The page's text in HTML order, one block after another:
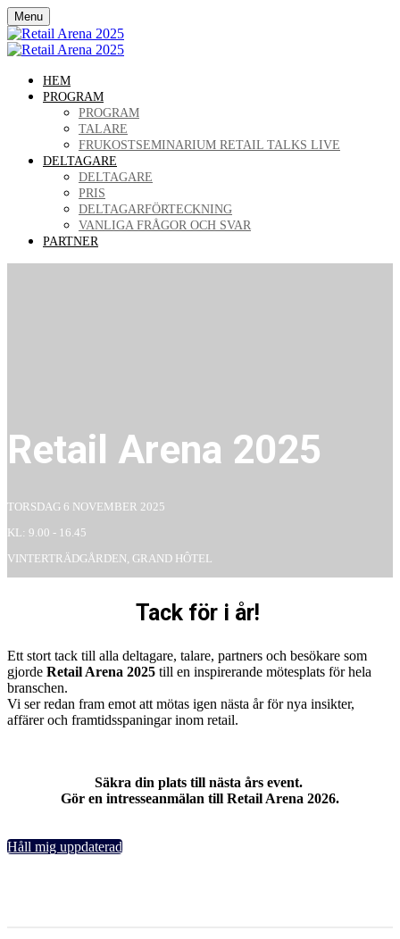
Menu
HEM
PROGRAM
PROGRAM
TALARE
FRUKOSTSEMINARIUM RETAIL TALKS LIVE
DELTAGARE
DELTAGARE
PRIS
DELTAGARFÖRTECKNING
VANLIGA FRÅGOR OCH SVAR
PARTNER
Retail Arena 2025
TORSDAG 6 NOVEMBER 2025
KL: 9.00 - 16.45
VINTERTRÄDGÅRDEN, GRAND HÔTEL
Tack för i år!
Ett stort tack till alla deltagare, talare, partners och besökare som
gjorde Retail Arena 2025 till en inspirerande mötesplats för hela
branschen.
Vi ser redan fram emot att mötas igen nästa år för nya insikter,
affärer och framtidsspaningar inom retail.
Säkra din plats till nästa års event.
Gör en intresseanmälan till Retail Arena 2026.
Håll mig uppdaterad